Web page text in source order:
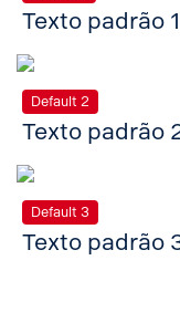
Texto padrão 1
Default 2
Texto padrão
Default 3
Texto padrão